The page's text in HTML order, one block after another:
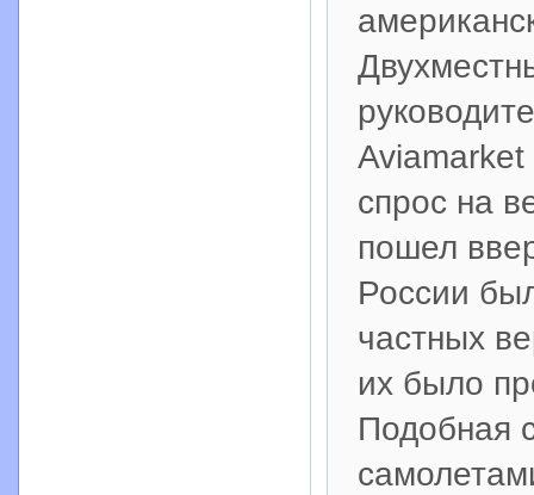
спрос на
пошел
России
частных
их было
Подобная